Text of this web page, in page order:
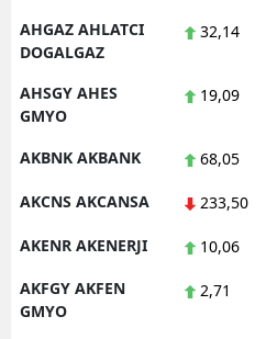
AHGAZ AHLATCI
DOGALGAZ
32,14
AHSGY AHES
GMYO
19,09
AKBNK AKBANK 68,05
AKCNS AKCANSA 233,50
AKENR AKENERJI 10,06
AKFGY AKFEN
GMYO
2,71